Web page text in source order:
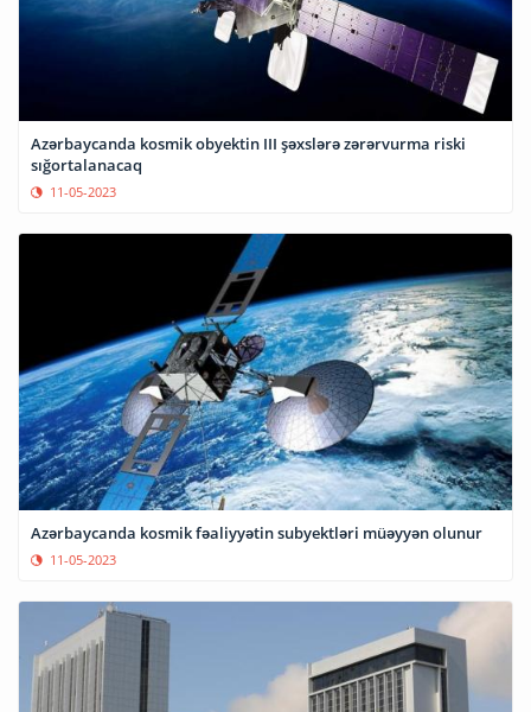
Azərbaycanda kosmik obyektin III şəxslərə zərərvurma riski
sığortalanacaq
11-05-2023
Azərbaycanda kosmik fəaliyyətin subyektləri müəyyən olunur
11-05-2023